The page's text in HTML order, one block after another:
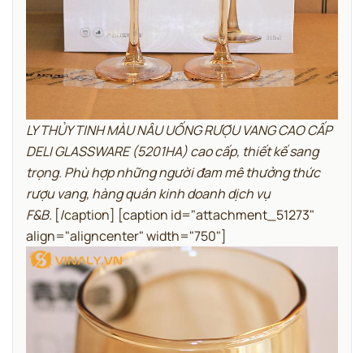
LY THỦY TINH MÀU NÂU UỐNG RƯỢU VANG CAO CẤP
DELI GLASSWARE (5201HA) cao cấp, thiết kế sang
trọng. Phù hợp những người đam mê thưởng thức
rượu vang, hàng quán kinh doanh dịch vụ
F&B. [/caption] [caption id="attachment_51273"
align="aligncenter" width="750"]